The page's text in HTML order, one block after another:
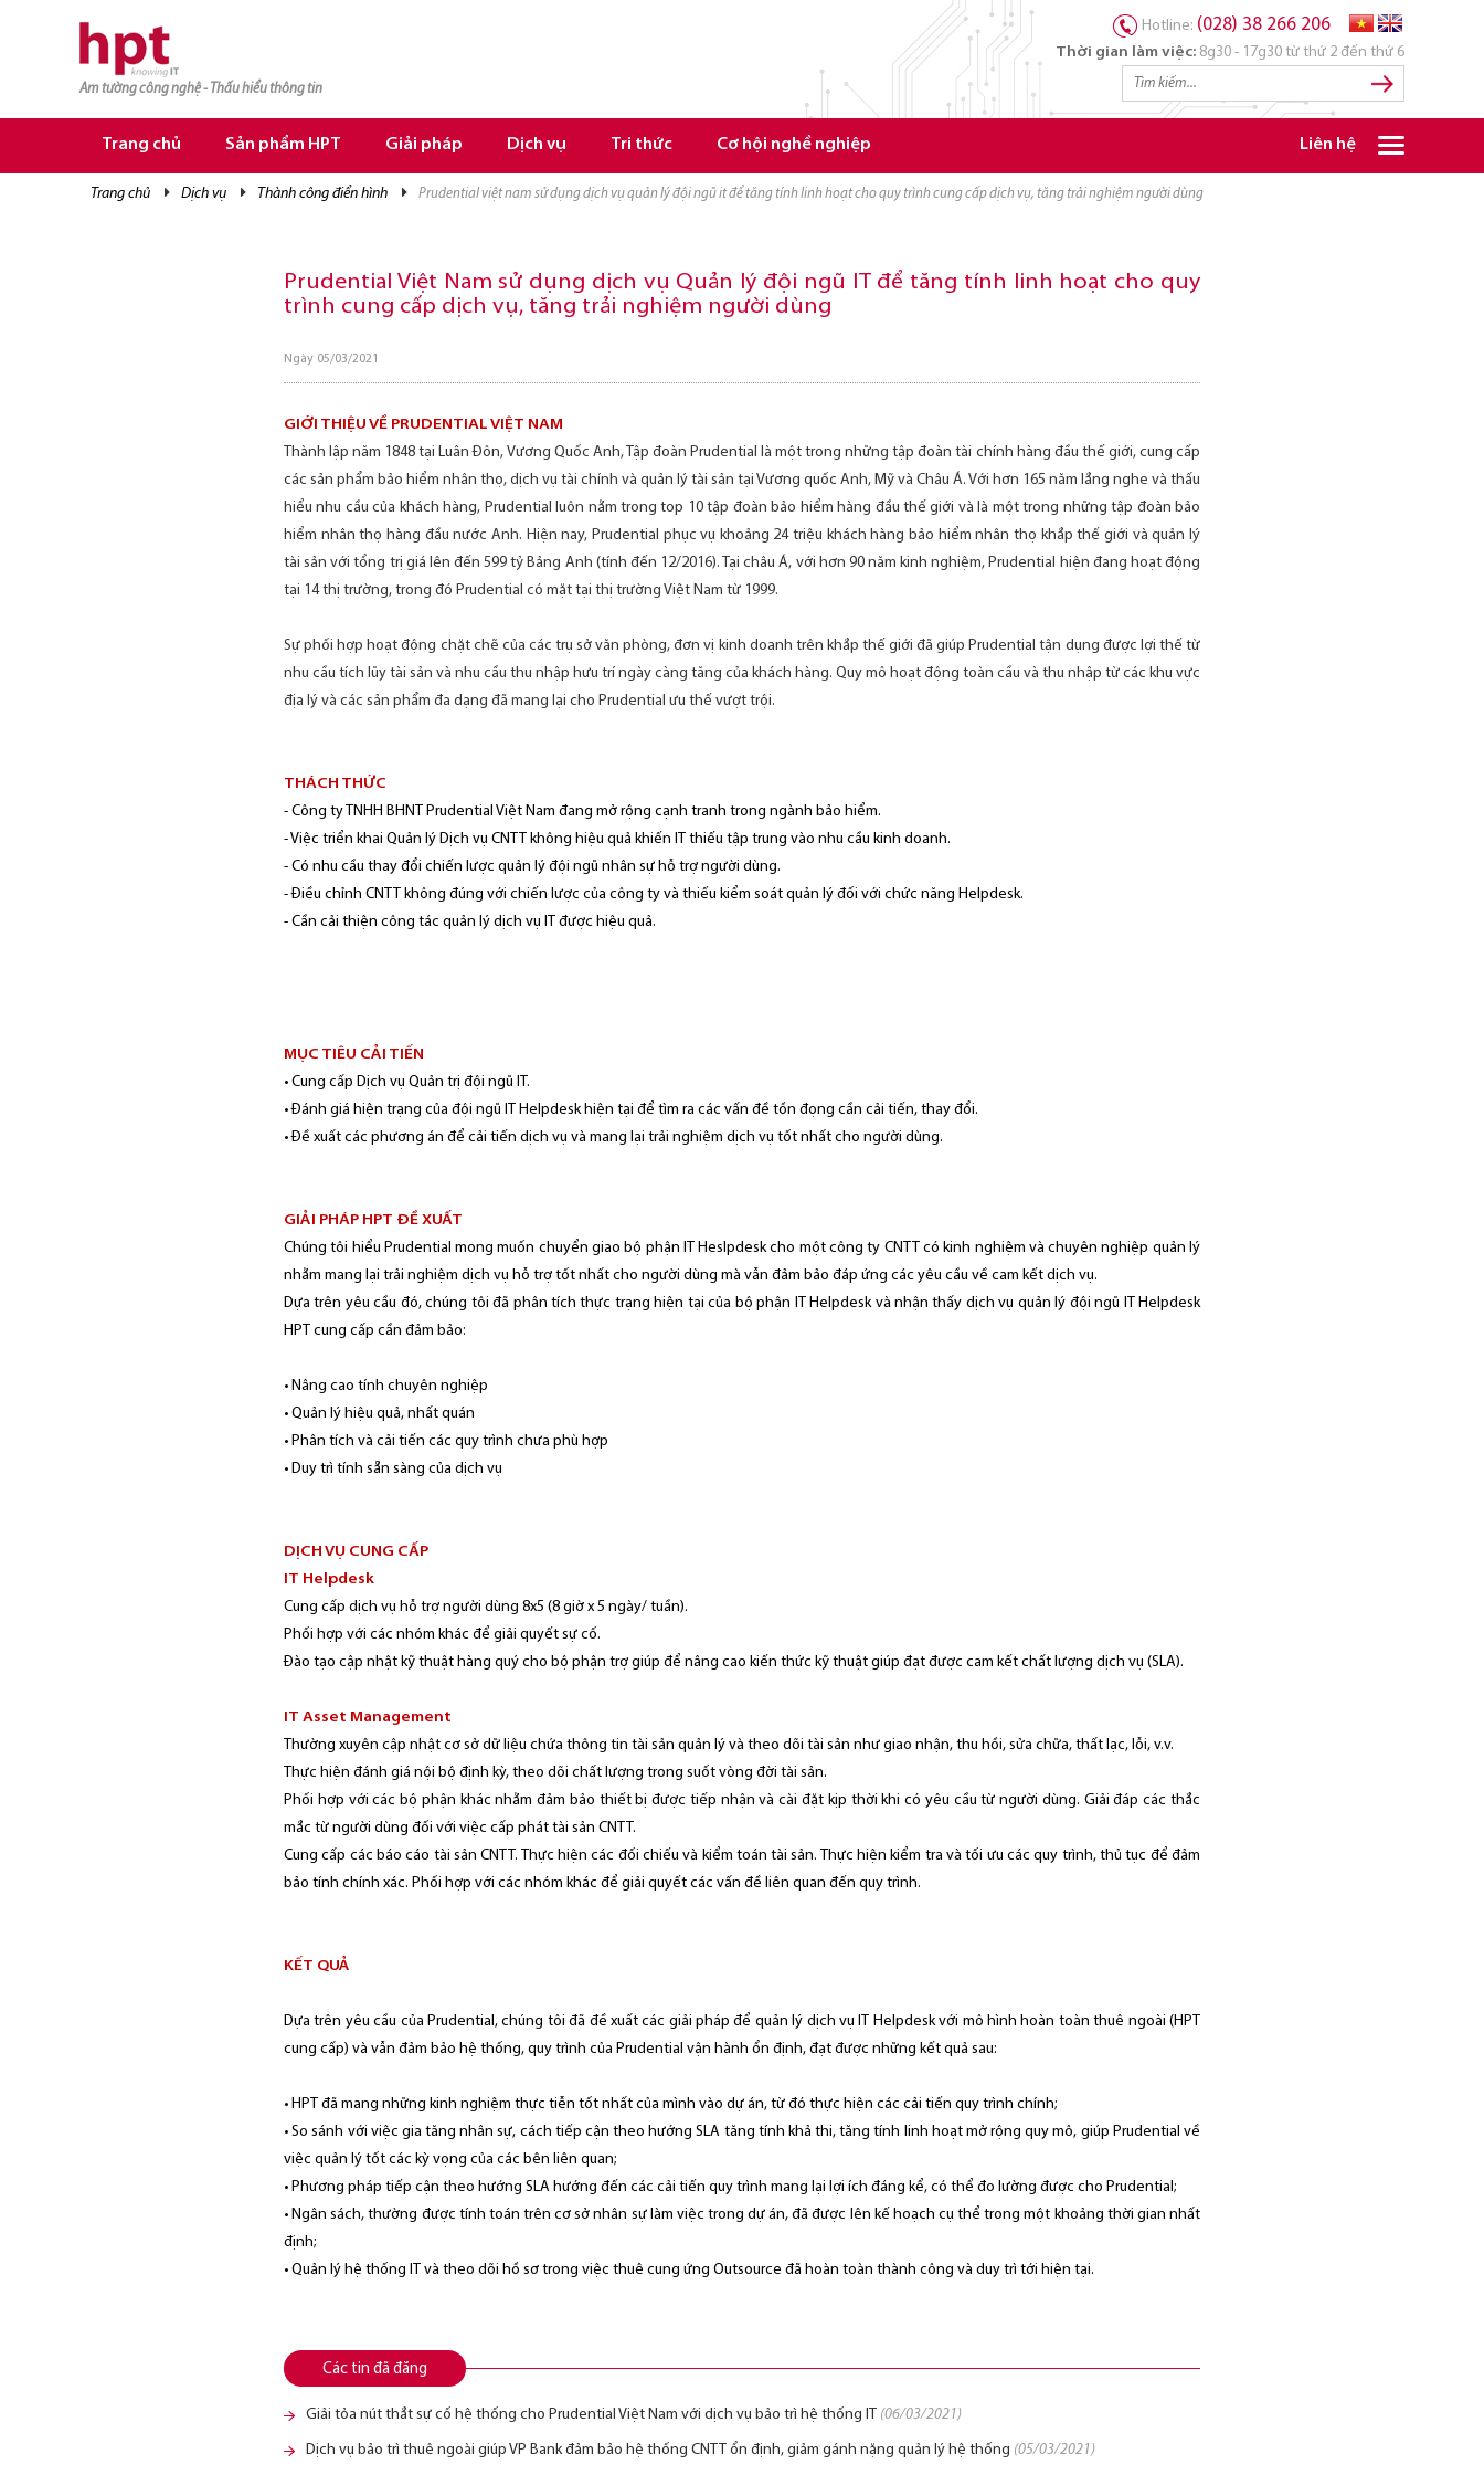
Am tường công nghệ - Thấu hiểu thông tin
Hotline: (028) 38 266 206
Thời gian làm việc: 8g30 - 17g30 từ thứ 2 đến thứ 6
Trang chủ Sản phẩm HPT Giải pháp Dịch vụ Tri thức Cơ hội nghề nghiệp Liên hệ
trang chủ dịch vụ thành công điển hình prudential việt nam sử dụng dịch vụ quản lý đội ngũ it để tăng tính linh hoạt cho quy trình cung cấp dịch vụ, tăng trải nghiệm người dùng
Prudential Việt Nam sử dụng dịch vụ Quản lý đội ngũ IT để tăng tính linh hoạt cho quy
trình cung cấp dịch vụ, tăng trải nghiệm người dùng
Ngày 05/03/2021
GIỚI THIỆU VỀ PRUDENTIAL VIỆT NAM
Thành lập năm 1848 tại Luân Đôn, Vương Quốc Anh, Tập đoàn Prudential là một trong những tập đoàn tài chính hàng đầu thế giới, cung cấp
các sản phẩm bảo hiểm nhân thọ, dịch vụ tài chính và quản lý tài sản tại Vương quốc Anh, Mỹ và Châu Á. Với hơn 165 năm lắng nghe và thấu
hiểu nhu cầu của khách hàng, Prudential luôn nằm trong top 10 tập đoàn bảo hiểm hàng đầu thế giới và là một trong những tập đoàn bảo
hiểm nhân thọ hàng đầu nước Anh. Hiện nay, Prudential phục vụ khoảng 24 triệu khách hàng bảo hiểm nhân thọ khắp thế giới và quản lý
tài sản với tổng trị giá lên đến 599 tỷ Bảng Anh (tính đến 12/2016). Tại châu Á, với hơn 90 năm kinh nghiệm, Prudential hiện đang hoạt động
tại 14 thị trường, trong đó Prudential có mặt tại thị trường Việt Nam từ 1999.
Sự phối hợp hoạt động chặt chẽ của các trụ sở văn phòng, đơn vị kinh doanh trên khắp thế giới đã giúp Prudential tận dụng được lợi thế từ
nhu cầu tích lũy tài sản và nhu cầu thu nhập hưu trí ngày càng tăng của khách hàng. Quy mô hoạt động toàn cầu và thu nhập từ các khu vực
địa lý và các sản phẩm đa dạng đã mang lại cho Prudential ưu thế vượt trội.
THÁCH THỨC
- Công ty TNHH BHNT Prudential Việt Nam đang mở rộng cạnh tranh trong ngành bảo hiểm.
- Việc triển khai Quản lý Dịch vụ CNTT không hiệu quả khiến IT thiếu tập trung vào nhu cầu kinh doanh.
- Có nhu cầu thay đổi chiến lược quản lý đội ngũ nhân sự hỗ trợ người dùng.
- Điều chỉnh CNTT không đúng với chiến lược của công ty và thiếu kiểm soát quản lý đối với chức năng Helpdesk.
- Cần cải thiện công tác quản lý dịch vụ IT được hiệu quả.
MỤC TIÊU CẢI TIẾN
• Cung cấp Dịch vụ Quản trị đội ngũ IT.
• Đánh giá hiện trạng của đội ngũ IT Helpdesk hiện tại để tìm ra các vấn đề tồn đọng cần cải tiến, thay đổi.
• Đề xuất các phương án để cải tiến dịch vụ và mang lại trải nghiệm dịch vụ tốt nhất cho người dùng.
GIẢI PHÁP HPT ĐỀ XUẤT
Chúng tôi hiểu Prudential mong muốn chuyển giao bộ phận IT Heslpdesk cho một công ty CNTT có kinh nghiệm và chuyên nghiệp quản lý
nhằm mang lại trải nghiệm dịch vụ hỗ trợ tốt nhất cho người dùng mà vẫn đảm bảo đáp ứng các yêu cầu về cam kết dịch vụ.
Dựa trên yêu cầu đó, chúng tôi đã phân tích thực trạng hiện tại của bộ phận IT Helpdesk và nhận thấy dịch vụ quản lý đội ngũ IT Helpdesk
HPT cung cấp cần đảm bảo:
• Nâng cao tính chuyên nghiệp
• Quản lý hiệu quả, nhất quán
• Phân tích và cải tiến các quy trình chưa phù hợp
• Duy trì tính sẵn sàng của dịch vụ
DỊCH VỤ CUNG CẤP
IT Helpdesk
Cung cấp dịch vụ hỗ trợ người dùng 8x5 (8 giờ x 5 ngày/ tuần).
Phối hợp với các nhóm khác để giải quyết sự cố.
Đào tạo cập nhật kỹ thuật hàng quý cho bộ phận trợ giúp để nâng cao kiến thức kỹ thuật giúp đạt được cam kết chất lượng dịch vụ (SLA).
IT Asset Management
Thường xuyên cập nhật cơ sở dữ liệu chứa thông tin tài sản quản lý và theo dõi tài sản như giao nhận, thu hồi, sửa chữa, thất lạc, lỗi, v.v.
Thực hiện đánh giá nội bộ định kỳ, theo dõi chất lượng trong suốt vòng đời tài sản.
Phối hợp với các bộ phận khác nhằm đảm bảo thiết bị được tiếp nhận và cài đặt kịp thời khi có yêu cầu từ người dùng. Giải đáp các thắc
mắc từ người dùng đối với việc cấp phát tài sản CNTT.
Cung cấp các báo cáo tài sản CNTT. Thực hiện các đối chiếu và kiểm toán tài sản. Thực hiện kiểm tra và tối ưu các quy trình, thủ tục để đảm
bảo tính chính xác. Phối hợp với các nhóm khác để giải quyết các vấn đề liên quan đến quy trình.
KẾT QUẢ
Dựa trên yêu cầu của Prudential, chúng tôi đã đề xuất các giải pháp để quản lý dịch vụ IT Helpdesk với mô hình hoàn toàn thuê ngoài (HPT
cung cấp) và vẫn đảm bảo hệ thống, quy trình của Prudential vận hành ổn định, đạt được những kết quả sau:
• HPT đã mang những kinh nghiệm thực tiễn tốt nhất của mình vào dự án, từ đó thực hiện các cải tiến quy trình chính;
• So sánh với việc gia tăng nhân sự, cách tiếp cận theo hướng SLA tăng tính khả thi, tăng tính linh hoạt mở rộng quy mô, giúp Prudential về
việc quản lý tốt các kỳ vọng của các bên liên quan;
• Phương pháp tiếp cận theo hướng SLA hướng đến các cải tiến quy trình mang lại lợi ích đáng kể, có thể đo lường được cho Prudential;
• Ngân sách, thường được tính toán trên cơ sở nhân sự làm việc trong dự án, đã được lên kế hoạch cụ thể trong một khoảng thời gian nhất
định;
• Quản lý hệ thống IT và theo dõi hồ sơ trong việc thuê cung ứng Outsource đã hoàn toàn thành công và duy trì tới hiện tại.
Các tin đã đăng
Giải tỏa nút thắt sự cố hệ thống cho Prudential Việt Nam với dịch vụ bảo trì hệ thống IT (06/03/2021)
Dịch vụ bảo trì thuê ngoài giúp VP Bank đảm bảo hệ thống CNTT ổn định, giảm gánh nặng quản lý hệ thống (05/03/2021)
TRANG CHỦ
TRANG CHỦ